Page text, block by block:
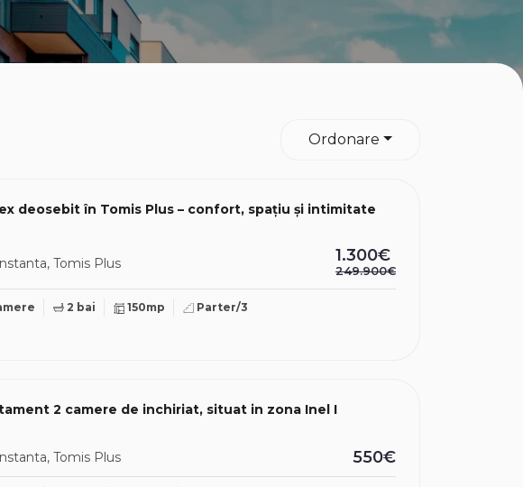
Ordonare
deosebit în Tomis Plus – confort, spațiu și intimitate
Tomis Plus 1.300€
249.900€
2 bai 150mp Parter/3
Apartament 2 camere de inchiriat, situat in zona Inel I
Tomis Plus 550€